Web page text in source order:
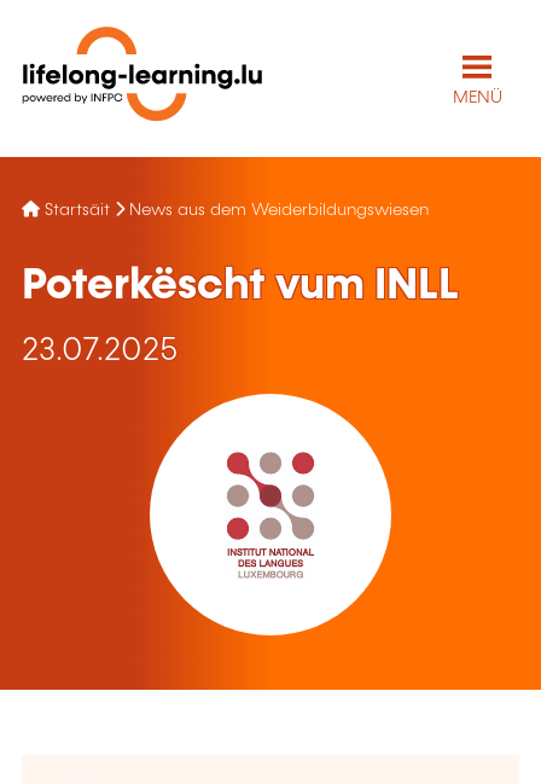
MENÜ
Startsäit News aus dem Weiderbildungswiesen
Poterkëscht vum INLL
23.07.2025